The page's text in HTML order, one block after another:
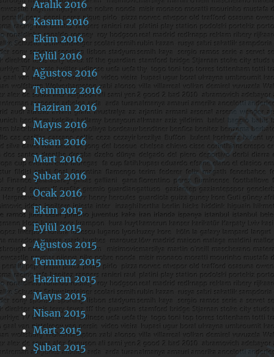
Aralık 2016
Kasım 2016
Ekim 2016
Eylül 2016
Ağustos 2016
Temmuz 2016
Haziran 2016
Mayıs 2016
Nisan 2016
Mart 2016
Şubat 2016
Ocak 2016
Ekim 2015
Eylül 2015
Ağustos 2015
Temmuz 2015
Haziran 2015
Mayıs 2015
Nisan 2015
Mart 2015
Şubat 2015